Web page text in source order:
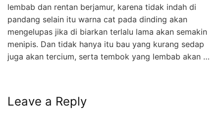
lembab dan rentan berjamur, karena tidak indah di
pandang selain itu warna cat pada dinding akan
mengelupas jika di biarkan terlalu lama akan semakin
menipis. Dan tidak hanya itu bau yang kurang sedap
juga akan tercium, serta tembok yang lembab akan …
Leave a Reply